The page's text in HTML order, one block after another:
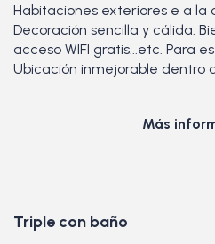
Habitaciones exteriores e a la
Decoración sencilla y cálida.
acceso WIFI gratis...etc. Para
Ubicación inmejorable dentro
Más
Triple con baño